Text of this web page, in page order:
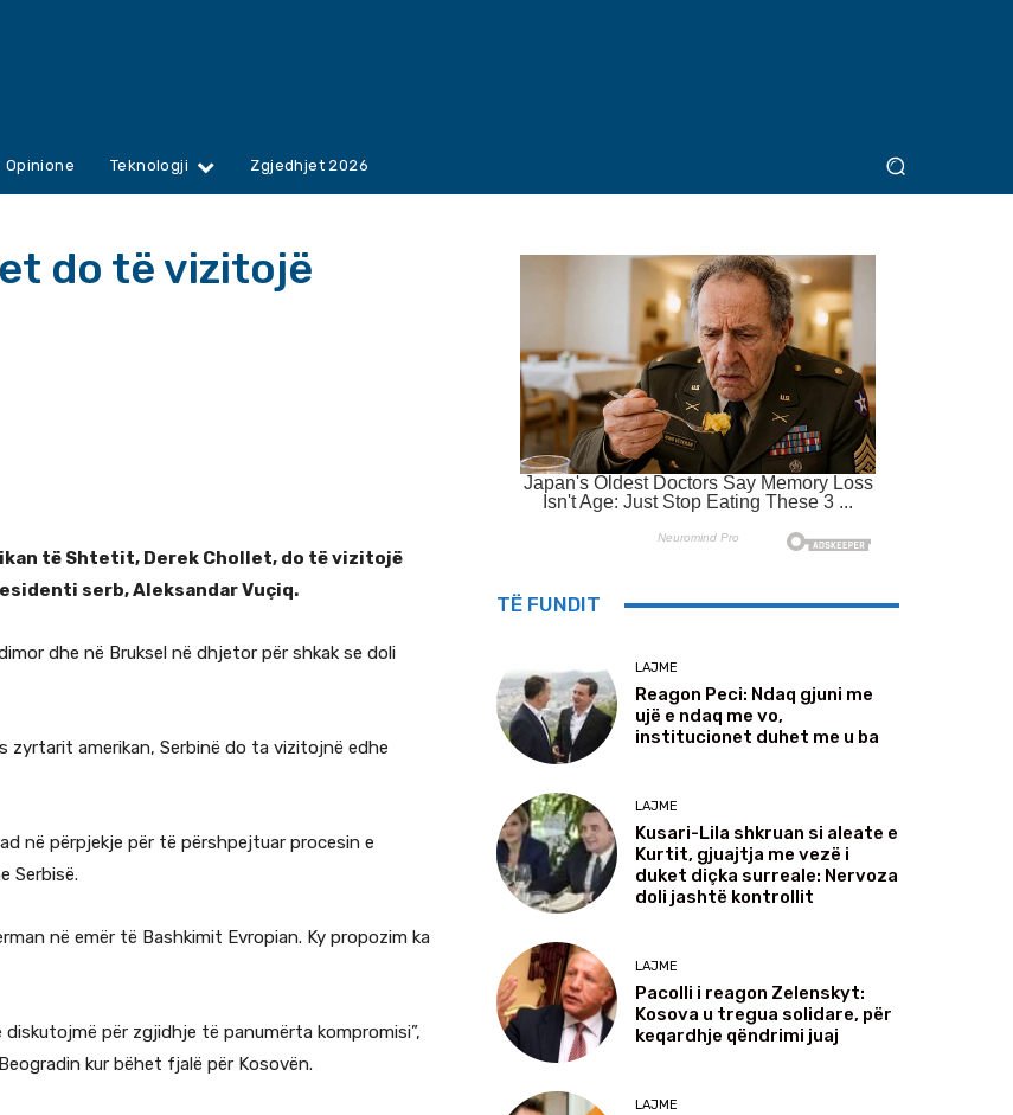
Opinione Teknologji Zgjedhjet 2026
do të vizitojë
të Shtetit, Derek Chollet, do të vizitojë
serb, Aleksandar Vuçiq.
dhe në Bruksel në dhjetor për shkak se doli
zyrtarit amerikan, Serbinë do ta vizitojnë edhe
në përpjekje për të përshpejtuar procesin e
Serbisë.
në emër të Bashkimit Evropian. Ky propozim ka
për zgjidhje të panumërta kompromisi”,
kur bëhet fjalë për Kosovën.
TË FUNDIT
LAJME
Reagon Peci: Ndaq gjuni me
ujë e ndaq me vo,
institucionet duhet me u ba
LAJME
Kusari-Lila shkruan si aleate e
Kurtit, gjuajtja me vezë i
duket diçka surreale: Nervoza
doli jashtë kontrollit
LAJME
Pacolli i reagon Zelenskyt:
Kosova u tregua solidare, për
keqardhje qëndrimi juaj
LAJME